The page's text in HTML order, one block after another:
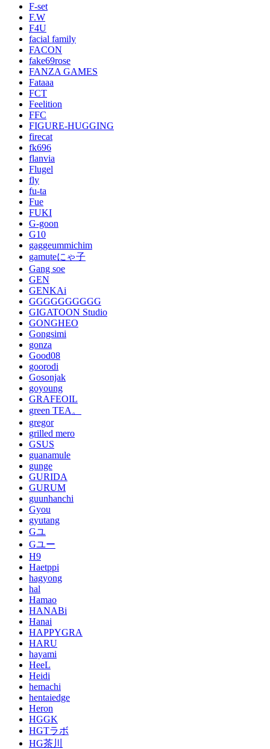
F-set
F.W
F4U
facial family
FACON
fake69rose
FANZA GAMES
Fataaa
FCT
Feelition
FFC
FIGURE-HUGGING
firecat
fk696
flanvia
Flugel
fly
fu-ta
Fue
FUKI
G-goon
G10
gaggeummichim
gamuteにゃ子
Gang soe
GEN
GENKAi
GGGGGGGGGG
GIGATOON Studio
GONGHEO
Gongsimi
gonza
Good08
goorodi
Gosonjak
goyoung
GRAFEOIL
green TEA。
gregor
grilled mero
GSUS
guanamule
gunge
GURIDA
GURUM
guunhanchi
Gyou
gyutang
Gユ
Gユー
H9
Haetppi
hagyong
hal
Hamao
HANABi
Hanai
HAPPYGRA
HARU
hayami
HeeL
Heidi
hemachi
hentaiedge
Heron
HGGK
HGTラボ
HG茶川